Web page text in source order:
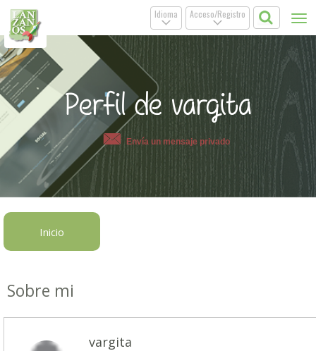
Acceso/Registro
.
Idioma
.
Perfil de vargita
Envía un mensaje privado
Inicio
Sobre mi
vargita